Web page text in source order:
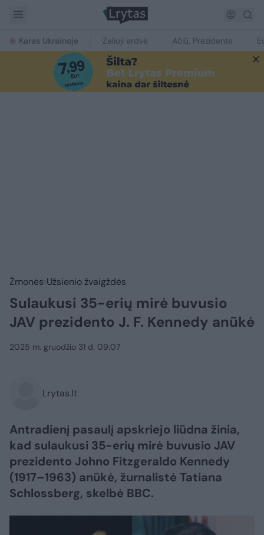
Karas Ukrainoje Žalioji erdvė Ačiū, Prezidente
Žmonės Užsienio žvaigždės
Sulaukusi 35-erių mirė buvusio
JAV prezidento J. F. Kennedy anūkė
2025 m. gruodžio 31 d. 09:07
Lrytas.lt
Antradienį pasaulį apskriejo liūdna žinia,
kad sulaukusi 35-erių mirė buvusio JAV
prezidento Johno Fitzgeraldo Kennedy
(1917–1963) anūkė, žurnalistė Tatiana
Schlossberg, skelbė BBC.